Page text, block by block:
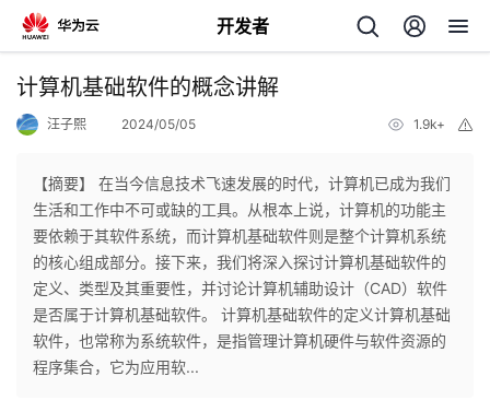
开发者
返
个
人
主
我
的
我
计算机基础软件的概念讲解
汪子熙 2024/05/05 1.9k+
【摘要】 在当今信息技术飞速发展的时代，计算机已成为我们
生活和工作中不可或缺的工具。从根本上说，计算机的功能主
要依赖于其软件系统，而计算机基础软件则是整个计算机系统
的核心组成部分。接下来，我们将深入探讨计算机基础软件的
定义、类型及其重要性，并讨论计算机辅助设计（CAD）软件
是否属于计算机基础软件。 计算机基础软件的定义计算机基础
软件，也常称为系统软件，是指管理计算机硬件与软件资源的
程序集合，它为应用软...